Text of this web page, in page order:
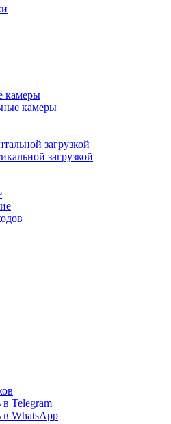
камеры
камеры
загрузкой
загрузкой
Telegram
в WhatsApp